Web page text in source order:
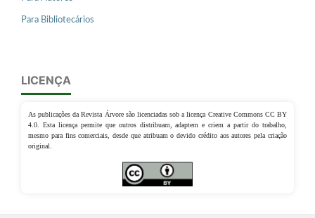
Para Bibliotecários
LICENÇA
As publicações da Revista Árvore são licenciadas sob a licença Creative Commons CC BY
4.0. Esta licença permite que outros distribuam, adaptem e criem a partir do trabalho,
mesmo para fins comerciais, desde que atribuam o devido crédito aos autores pela criação
original.